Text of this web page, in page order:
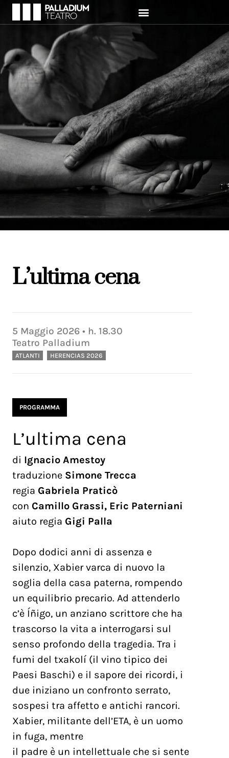
L’ultima cena
5 Maggio 2026 • h. 18.30
Teatro Palladium
ATLANTI HERENCIAS 2026
PROGRAMMA
L’ultima cena
di Ignacio Amestoy
traduzione Simone Trecca
regia Gabriela Praticò
con Camillo Grassi, Eric Paterniani
aiuto regia Gigi Palla
Dopo dodici anni di assenza e
silenzio, Xabier varca di nuovo la
soglia della casa paterna, rompendo
un equilibrio precario. Ad attenderlo
c’è Íñigo, un anziano scrittore che ha
trascorso la vita a interrogarsi sul
senso profondo della tragedia. Tra i
fumi del txakolí (il vino tipico dei
Paesi Baschi) e il sapore dei ricordi, i
due iniziano un confronto serrato,
sospesi tra affetto e antichi rancori.
Xabier, militante dell’ETA, è un uomo
in fuga, mentre
il padre è un intellettuale che si sente